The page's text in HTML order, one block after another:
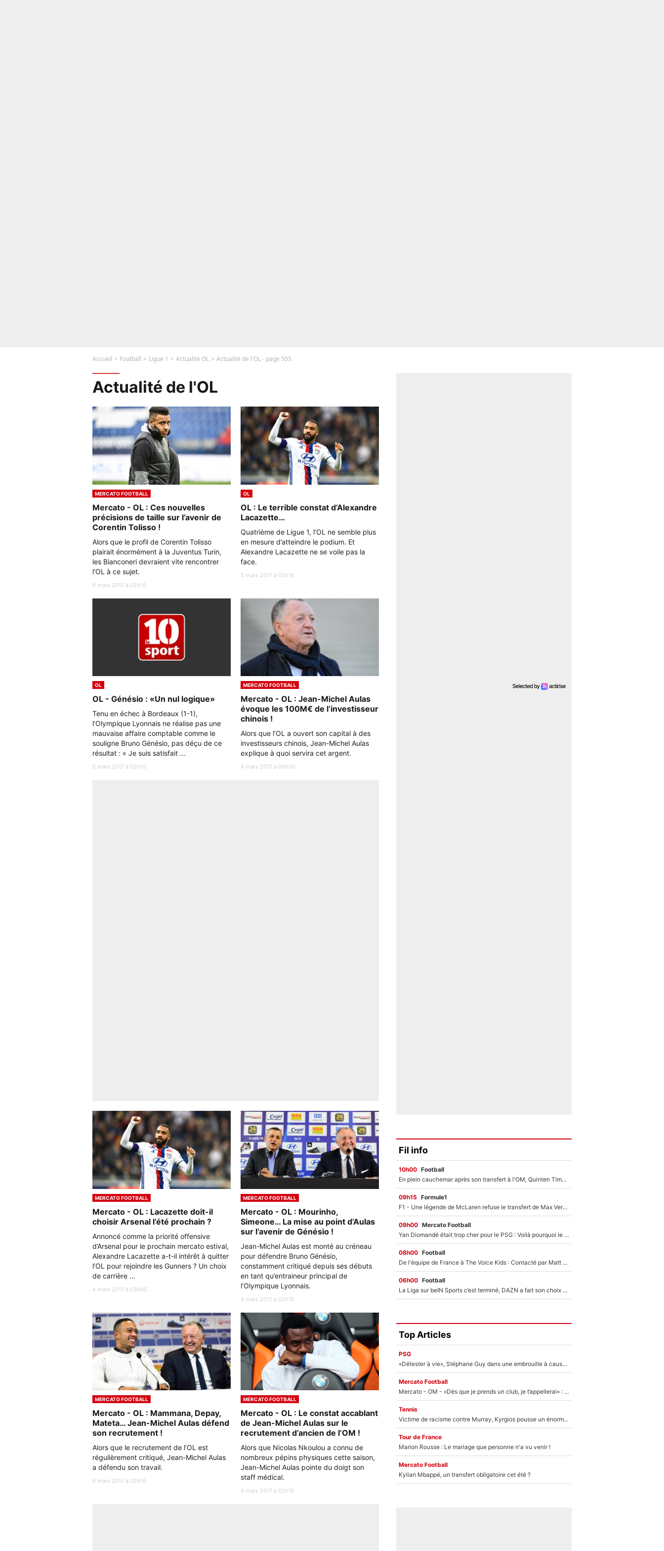
Accueil Football Ligue 1 Actualité OL Actualité de l'OL - page 505
Actualité de l'OL
MERCATO FOOTBALL
Mercato - OL : Ces nouvelles
précisions de taille sur l’avenir de
Corentin Tolisso !
Alors que le profil de Corentin Tolisso
plairait énormément à la Juventus Turin,
les Bianconeri devraient vite rencontrer
l'OL à ce sujet.
6 mars 2017 à 02h15
OL
OL : Le terrible constat d’Alexandre
Lacazette…
Quatrième de Ligue 1, l’OL ne semble plus
en mesure d’atteindre le podium. Et
Alexandre Lacazette ne se voile pas la
face.
5 mars 2017 à 02h16
OL
OL - Génésio : «Un nul logique»
Tenu en échec à Bordeaux (1-1),
l’Olympique Lyonnais ne réalise pas une
mauvaise affaire comptable comme le
souligne Bruno Génésio, pas déçu de ce
résultat : « Je suis satisfait ...
5 mars 2017 à 02h15
MERCATO FOOTBALL
Mercato - OL : Jean-Michel Aulas
évoque les 100M€ de l’investisseur
chinois !
Alors que l’OL a ouvert son capital à des
investisseurs chinois, Jean-Michel Aulas
explique à quoi servira cet argent.
4 mars 2017 à 06h00
MERCATO FOOTBALL
Mercato - OL : Lacazette doit-il
choisir Arsenal l’été prochain ?
Annoncé comme la priorité offensive
d’Arsenal pour le prochain mercato estival,
Alexandre Lacazette a-t-il intérêt à quitter
l’OL pour rejoindre les Gunners ? Un choix
de carrière ...
4 mars 2017 à 03h00
MERCATO FOOTBALL
Mercato - OL : Mourinho,
Simeone… La mise au point d’Aulas
sur l’avenir de Génésio !
Jean-Michel Aulas est monté au créneau
pour défendre Bruno Génésio,
constamment critiqué depuis ses débuts
en tant qu’entraineur principal de
l’Olympique Lyonnais.
4 mars 2017 à 02h15
MERCATO FOOTBALL
Mercato - OL : Mammana, Depay,
Mateta… Jean-Michel Aulas défend
son recrutement !
Alors que le recrutement de l’OL est
régulièrement critiqué, Jean-Michel Aulas
a défendu son travail.
4 mars 2017 à 02h15
MERCATO FOOTBALL
Mercato - OL : Le constat accablant
de Jean-Michel Aulas sur le
recrutement d’ancien de l’OM !
Alors que Nicolas Nkoulou a connu de
nombreux pépins physiques cette saison,
Jean-Michel Aulas pointe du doigt son
staff médical.
4 mars 2017 à 02h15
Fil info
10h00 Football
En plein cauchemar après son transfert à l'OM, Quinten Timber raconte ses doutes après sa signature à Marseille
09h15 Formule1
F1 - Une légende de McLaren refuse le transfert de Max Verstappen qui pourrait «faire des vagues» et plomber l'ambiance dans l'équipe
09h00 Mercato Football
Yan Diomandé était trop cher pour le PSG : Voilà pourquoi le Real Madrid a accepté de payer la somme record de 140M€ pour boucler son transfert !
08h00 Football
De l'équipe de France à The Voice Kids : Contacté par Matt Pokora, Kylian Mbappé a accepté de jouer un rôle inédit sur TF1 !
06h00 Football
La Liga sur beIN Sports c’est terminé, DAZN a fait son choix pour Benjamin Da Silva et Omar Da Fonseca !
Top Articles
PSG
«Détester à vie», Stéphane Guy dans une embrouille à cause du PSG !
Mercato Football
Mercato - OM - «Dès que je prends un club, je t’appellerai» : La promesse de Marcelino au moment de claquer la porte
Tennis
Victime de racisme contre Murray, Kyrgios pousse un énorme coup de gueule !
Tour de France
Marion Rousse : Le mariage que personne n'a vu venir !
Mercato Football
Kylian Mbappé, un transfert obligatoire cet été ?